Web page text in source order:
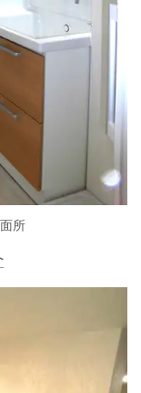
洗面所